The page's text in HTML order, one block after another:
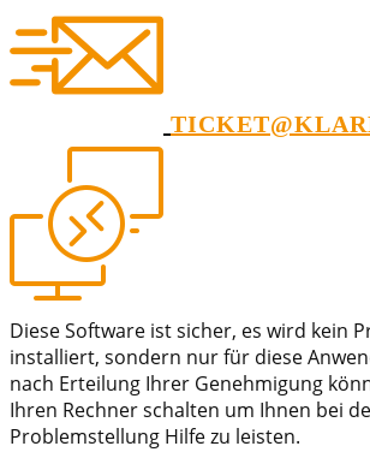
Diese Software ist sicher, es wird kein
installiert, sondern nur für diese
nach Erteilung Ihrer Genehmigung
Ihren Rechner schalten um Ihnen bei
Problemstellung Hilfe zu leisten.